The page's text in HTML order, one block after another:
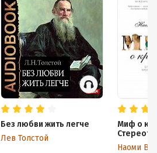
Без любви жить легче
Лев Толстой
Миф о
против
Наоми